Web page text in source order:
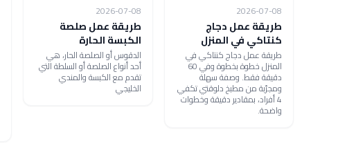
2026-07-08
طريقة عمل دجاج
كنتاكي في المنزل
طريقة عمل دجاج كنتاكي في
المنزل خطوة بخطوة وفي 60
دقيقة فقط. وصفة سهلة
ومجرّبة من مطبخ دلوقتي تكفي
4 أفراد، بمقادير دقيقة وخطوات
واضحة.
2026-07-08
طريقة عمل صلصة
الكبسة الحارة
الدقوس أو الصلصة الحار، هي
أحد أنواع الصلصة أو السلطة التي
تقدم مع الكبسة والمندي
الخليجي